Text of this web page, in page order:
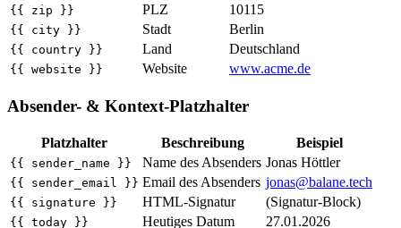
{{ zip }} PLZ 10115
{{ city }} Stadt Berlin
{{ country }} Land Deutschland
{{ website }} Website www.acme.de
Absender- & Kontext-Platzhalter
Platzhalter Beschreibung Beispiel
{{ sender_name }} Name des Absenders Jonas Höttler
{{ sender_email }} Email des Absenders jonas@balane.tech
{{ signature }} HTML-Signatur (Signatur-Block)
{{ today }} Heutiges Datum 27.01.2026